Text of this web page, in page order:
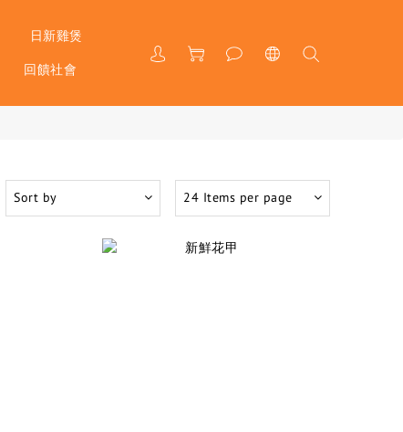
日新雞煲
回饋社會
Sort by 24 Items per page